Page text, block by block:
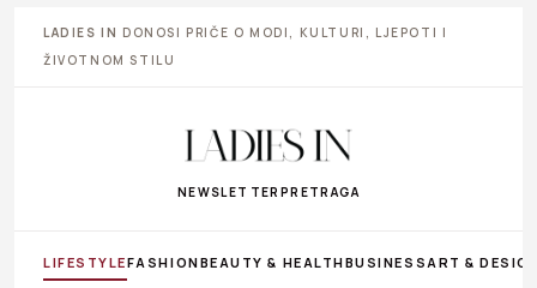
LADIES IN DONOSI PRIČE O MODI, KULTURI, LJEPOTI I
ŽIVOTNOM STILU
NEWSLETTER PRETRAGA
LIFESTYLEFASHIONBEAUTY & HEALTHBUSINESS ART &